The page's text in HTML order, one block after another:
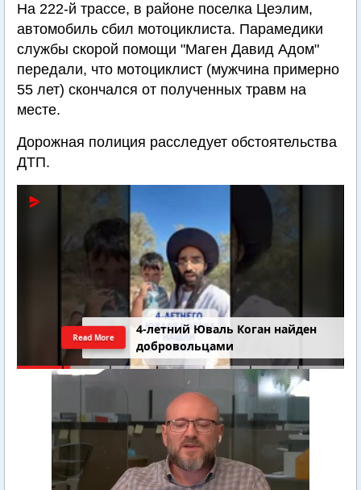
На 222-й трассе, в районе поселка Цеэлим,
автомобиль сбил мотоциклиста. Парамедики
службы скорой помощи "Маген Давид Адом"
передали, что мотоциклист (мужчина примерно
55 лет) скончался от полученных травм на
месте.
Дорожная полиция расследует обстоятельства
ДТП.
4-летний Юваль Коган найден
добровольцами
Read More